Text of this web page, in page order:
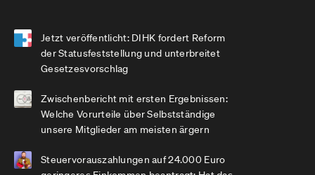
Jetzt veröffentlicht: DIHK fordert Reform
der Statusfeststellung und unterbreitet
Gesetzesvorschlag
Zwischenbericht mit ersten Ergebnissen:
Welche Vorurteile über Selbstständige
unsere Mitglieder am meisten ärgern
Steuervorauszahlungen auf 24.000 Euro